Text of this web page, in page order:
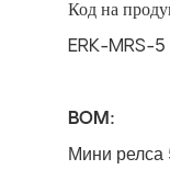
Код на
ERK-MRS-5
BOM:
Мини